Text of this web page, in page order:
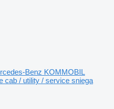
Benz KOMMOBIL
cab / utility / service sniega